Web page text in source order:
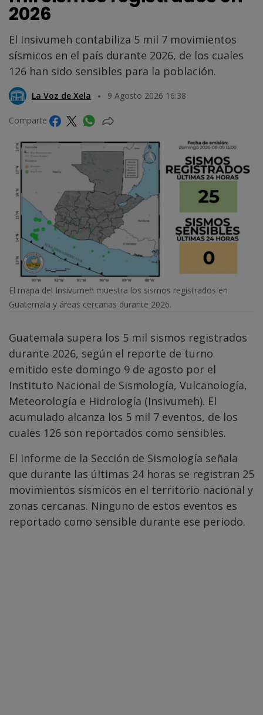
2026
El Insivumeh contabiliza 5 mil 7 movimientos
sísmicos en el país durante 2026, de los cuales
126 han sido sensibles para la población.
La Voz de Xela 9 Agosto 2026 16:38
Comparte
El mapa del Insivumeh muestra los sismos registrados en
Guatemala y áreas cercanas durante 2026.
Guatemala supera los 5 mil sismos registrados
durante 2026, según el reporte de turno
emitido este domingo 9 de agosto por el
Instituto Nacional de Sismología, Vulcanología,
Meteorología e Hidrología (Insivumeh). El
acumulado alcanza los 5 mil 7 eventos, de los
cuales 126 son reportados como sensibles.
El informe de la Sección de Sismología señala
que durante las últimas 24 horas se registran 25
movimientos sísmicos en el territorio nacional y
zonas cercanas. Ninguno de estos eventos es
reportado como sensible durante ese periodo.